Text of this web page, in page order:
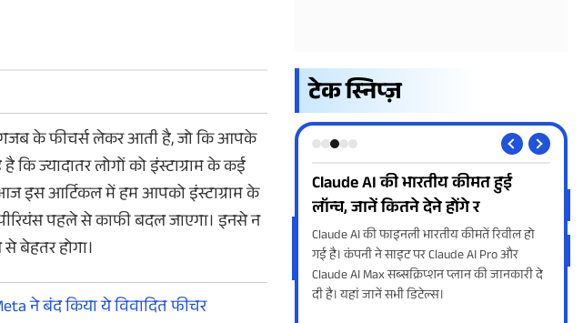
गजब के फीचर्स लेकर आती है, जो कि आपके
ज्यादातर लोगों को इंस्टाग्राम के कई
आज इस आर्टिकल में हम आपको इंस्टाग्राम के
पहले से काफी बदल जाएगा। इनसे न
बेहतर होगा।
ने बंद किया ये विवादित फीचर
टेक स्निप्ज़
किया
घर
AI वाला फोन: ऐप्स नहीं, अब स्मार्टफोन
में AI एजेंट करेगा हर
StepX Neo नाम का AI फोन मार्केट में दस्तक दे चुका
है। इस फोन में मौजूद एआई एजेंट आपके लिए मल्टी-
टास्किंग करते हुए कई टास्क पूरे करेगा। यहां जानें
फोन से जुड़ी सभी डिटेल्स।
Claude AI की भारतीय कीमत हुई
लॉन्च, जानें कितने देने होंगे र
Claude AI की फाइनली भारतीय कीमतें रिवील हो
गई है। कंपनी ने साइट पर Claude AI Pro और
Claude AI Max सब्सक्रिप्शन प्लान की जानकारी दे
दी है। यहां जानें सभी डिटेल्स।